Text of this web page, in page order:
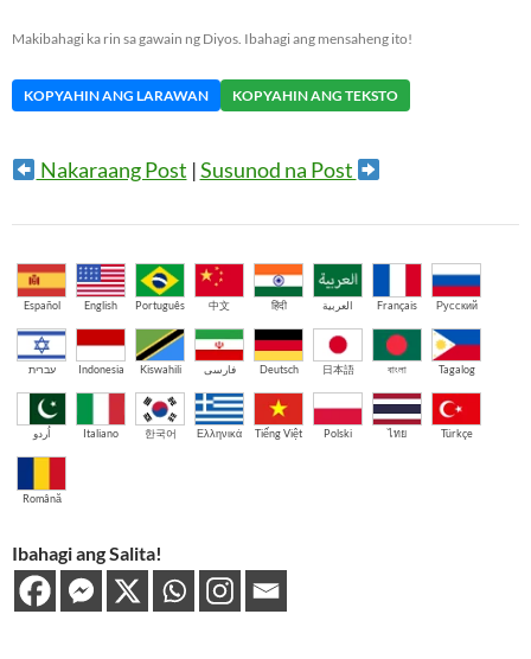
Makibahagi ka rin sa gawain ng Diyos. Ibahagi ang mensaheng ito!
KOPYAHIN ANG LARAWAN KOPYAHIN ANG TEKSTO
Nakaraang Post |Susunod na Post
Español English Português 中文 हिंदी العربية Français Русский
עברית Indonesia Kiswahili فارسی Deutsch 日本語 বাংলা Tagalog
اُردو Italiano 한국어 Ελληνικά Tiếng Việt Polski ไทย Türkçe
Română
Ibahagi ang Salita!